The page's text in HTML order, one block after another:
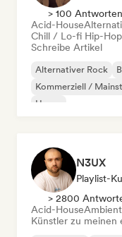
> 100
Acid-House
Chill / Lo-fi Hip-Hop
Schreibe Artikel
Alternativer Rock
Kommerziell /
House
N3UX
Playlist-
> 2800
Acid-HouseAmbient
Künstler zu meinen